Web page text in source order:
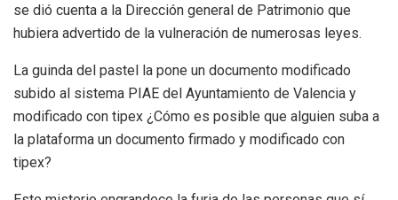
se dió cuenta a la Dirección general de Patrimonio que
hubiera advertido de la vulneración de numerosas leyes.
La guinda del pastel la pone un documento modificado
subido al sistema PIAE del Ayuntamiento de Valencia y
modificado con tipex ¿Cómo es posible que alguien suba a
la plataforma un documento firmado y modificado con
tipex?